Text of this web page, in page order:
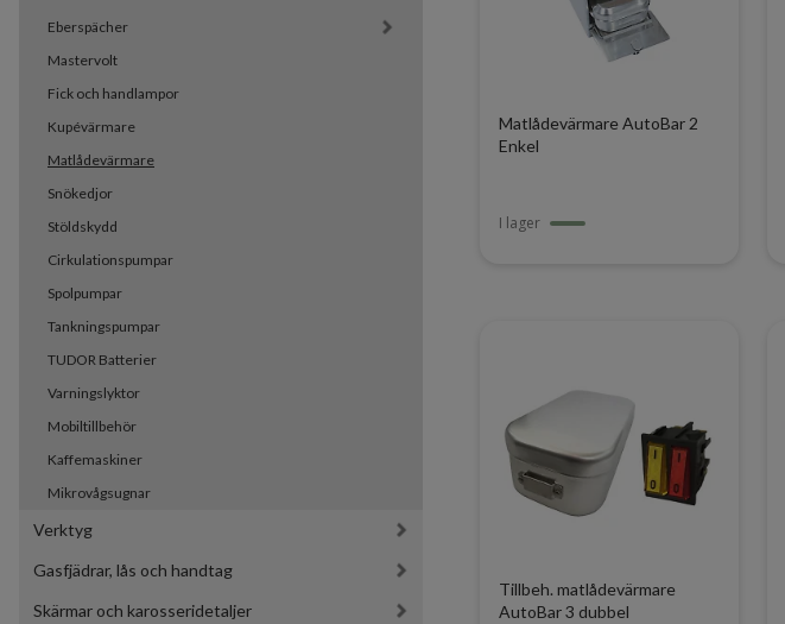
Eberspächer
Mastervolt
Fick och handlampor
Kupévärmare
Matlådevärmare
Snökedjor
Stöldskydd
Cirkulationspumpar
Spolpumpar
Tankningspumpar
TUDOR Batterier
Varningslyktor
Mobiltillbehör
Kaffemaskiner
Mikrovågsugnar
Verktyg
Gasfjädrar, lås och handtag
Skärmar och karosseridetaljer
Matlådevärmare AutoBar 2
Enkel
I lager
Tillbeh. matlådevärmare
AutoBar 3 dubbel